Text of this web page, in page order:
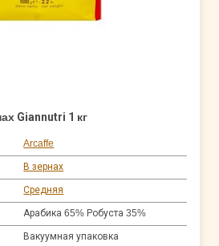
Giannutri 1 кг
Arcaffe
В зернах
Средняя
Арабика 65% Робуста 35%
Вакуумная упаковка